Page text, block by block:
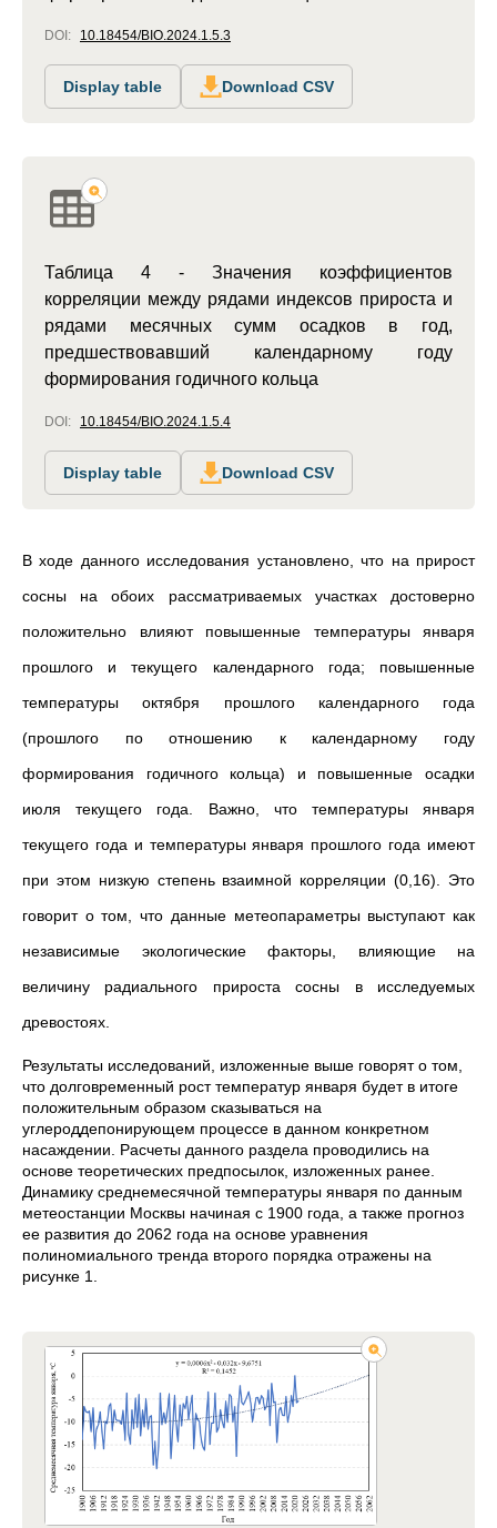
DOI: 10.18454/BIO.2024.1.5.3
Display table Download CSV
Таблица 4 - Значения коэффициентов
корреляции между рядами индексов прироста и
рядами месячных сумм осадков в год,
предшествовавший календарному году
формирования годичного кольца
DOI: 10.18454/BIO.2024.1.5.4
Display table Download CSV
В ходе данного исследования установлено, что на прирост
сосны на обоих рассматриваемых участках достоверно
положительно влияют повышенные температуры января
прошлого и текущего календарного года; повышенные
температуры октября прошлого календарного года
(прошлого по отношению к календарному году
формирования годичного кольца) и повышенные осадки
июля текущего года. Важно, что температуры января
текущего года и температуры января прошлого года имеют
при этом низкую степень взаимной корреляции (0,16). Это
говорит о том, что данные метеопараметры выступают как
независимые экологические факторы, влияющие на
величину радиального прироста сосны в исследуемых
древостоях.
Результаты исследований, изложенные выше говорят о том,
что долговременный рост температур января будет в итоге
положительным образом сказываться на
углероддепонирующем процессе в данном конкретном
насаждении. Расчеты данного раздела проводились на
основе теоретических предпосылок, изложенных ранее.
Динамику среднемесячной температуры января по данным
метеостанции Москвы начиная с 1900 года, а также прогноз
ее развития до 2062 года на основе уравнения
полиномиального тренда второго порядка отражены на
рисунке 1.